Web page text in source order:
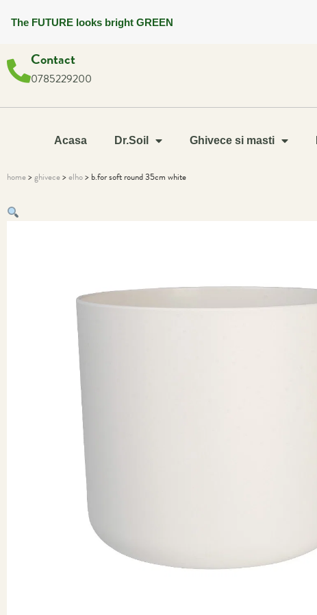
The FUTURE looks bright GREEN
Contact
0785229200
Acasa Dr.Soil Ghivece si masti
home>ghivece>elho> b.for soft round 35cm white